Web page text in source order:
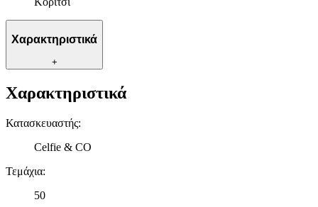
Χαρακτηριστικά
+
Χαρακτηριστικά
Κατασκευαστής:
Celfie & CO
Τεμάχια:
50